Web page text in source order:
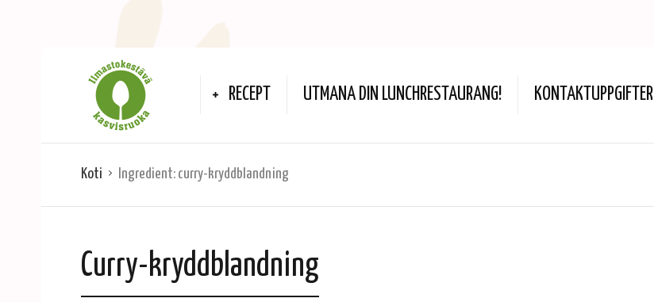
RECEPT UTMANA DIN LUNCHRESTAURANG! KONTAKTUPPGIFTER
Koti Ingredient: curry-kryddblandning
Curry-kryddblandning